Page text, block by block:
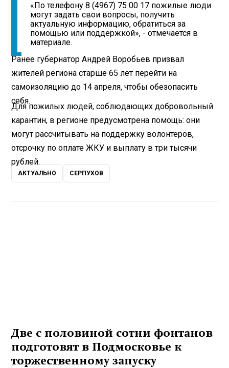
«По телефону 8 (4967) 75 00 17 пожилые люди
могут задать свои вопросы, получить
актуальную информацию, обратиться за
помощью или поддержкой», - отмечается в
материале.
Ранее губернатор Андрей Воробьев призвал
жителей региона старше 65 лет перейти на
самоизоляцию до 14 апреля, чтобы обезопасить
себя.
Для пожилых людей, соблюдающих добровольный
карантин, в регионе предусмотрена помощь: они
могут рассчитывать на поддержку волонтеров,
отсрочку по оплате ЖКУ и выплату в три тысячи
рублей.
АКТУАЛЬНО СЕРПУХОВ
Две с половиной сотни фонтанов
подготовят в Подмосковье к
торжественному запуску